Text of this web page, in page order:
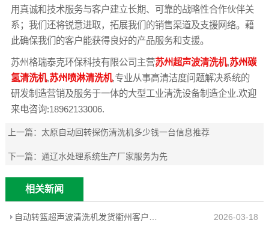
用真诚和技术服务与客户建立长期、可靠的战略性合作伙伴关
系；我们还将锐意进取，拓展我们的销售渠道及支援网络。藉
此确保我们的客户能获得良好的产品服务和支援。
苏州格瑞泰克环保科技有限公司主营苏州超声波清洗机,苏州碳
氢清洗机,苏州喷淋清洗机,专业从事高清洁度问题解决系统的
研发制造营销及服务于一体的大型工业清洗设备制造企业.欢迎
来电咨询:18962133006.
上一篇： 太原自动回转探伤清洗机多少钱一台信息推荐
下一篇：通辽水处理系统生产厂家服务为先
相关新闻
自动转篮超声波清洗机发货衢州客户工厂
2026-03-18